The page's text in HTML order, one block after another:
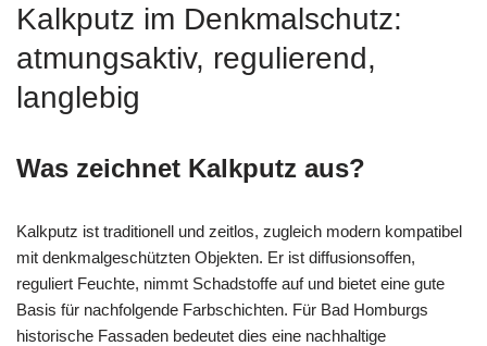
Kalkputz im Denkmalschutz:
atmungsaktiv, regulierend,
langlebig
Was zeichnet Kalkputz aus?
Kalkputz ist traditionell und zeitlos, zugleich modern kompatibel
mit denkmalgeschützten Objekten. Er ist diffusionsoffen,
reguliert Feuchte, nimmt Schadstoffe auf und bietet eine gute
Basis für nachfolgende Farbschichten. Für Bad Homburgs
historische Fassaden bedeutet dies eine nachhaltige